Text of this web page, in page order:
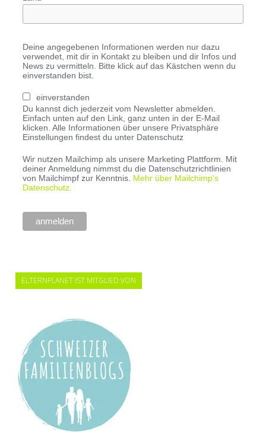
Deine angegebenen Informationen werden nur dazu
verwendet, mit dir in Kontakt zu bleiben und dir Infos und
News zu vermitteln. Bitte klick auf das Kästchen wenn du
einverstanden bist.
einverstanden
Du kannst dich jederzeit vom Newsletter abmelden.
Einfach unten auf den Link, ganz unten in der E-Mail
klicken. Alle Informationen über unsere Privatsphäre
Einstellungen findest du unter Datenschutz
Wir nutzen Mailchimp als unsere Marketing Plattform. Mit
deiner Anmeldung nimmst du die Datenschutzrichtlinien
von Mailchimpf zur Kenntnis. Mehr über Mailchimp's
Datenschutz.
ELTERNPLANET IST MITGLIED VON